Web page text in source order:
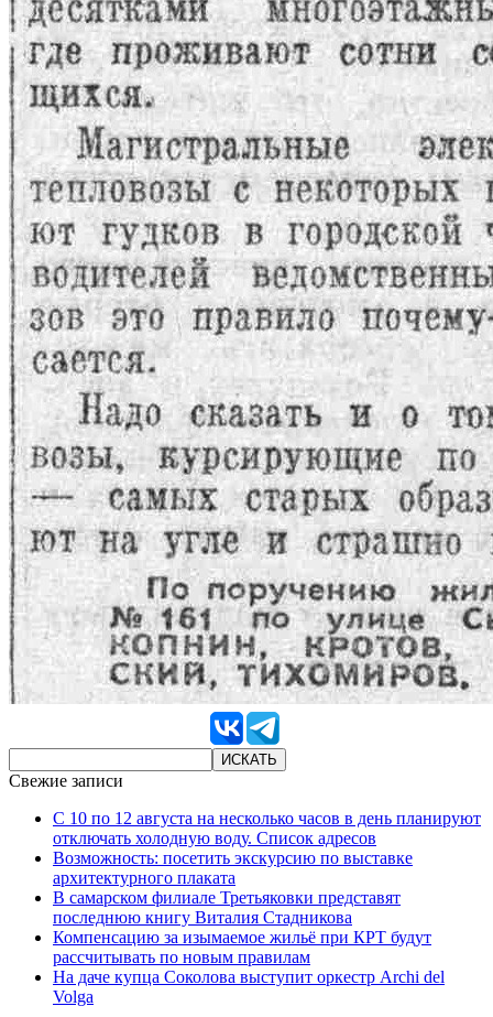
Свежие записи
С 10 по 12 августа на несколько часов в день планируют
отключать холодную воду. Список адресов
Возможность: посетить экскурсию по выставке
архитектурного плаката
В самарском филиале Третьяковки представят
последнюю книгу Виталия Стадникова
Компенсацию за изымаемое жильё при КРТ будут
рассчитывать по новым правилам
На даче купца Соколова выступит оркестр Archi del
Volga